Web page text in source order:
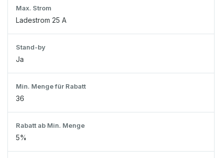
Max. Strom
Ladestrom 25 A
Stand-by
Ja
Min. Menge für Rabatt
36
Rabatt ab Min. Menge
5%